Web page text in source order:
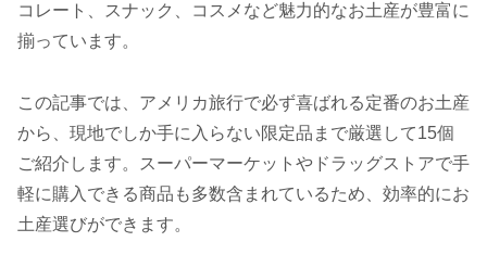
コレート、スナック、コスメなど魅力的なお土産が豊富に
揃っています。
この記事では、アメリカ旅行で必ず喜ばれる定番のお土産
から、現地でしか手に入らない限定品まで厳選して15個
ご紹介します。スーパーマーケットやドラッグストアで手
軽に購入できる商品も多数含まれているため、効率的にお
土産選びができます。